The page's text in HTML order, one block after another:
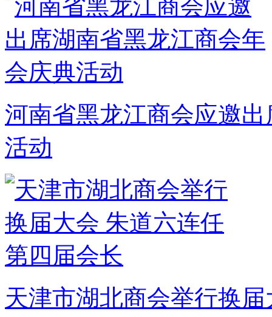
河南省黑龙江商会应邀
活动
天津市湖北商会举行换